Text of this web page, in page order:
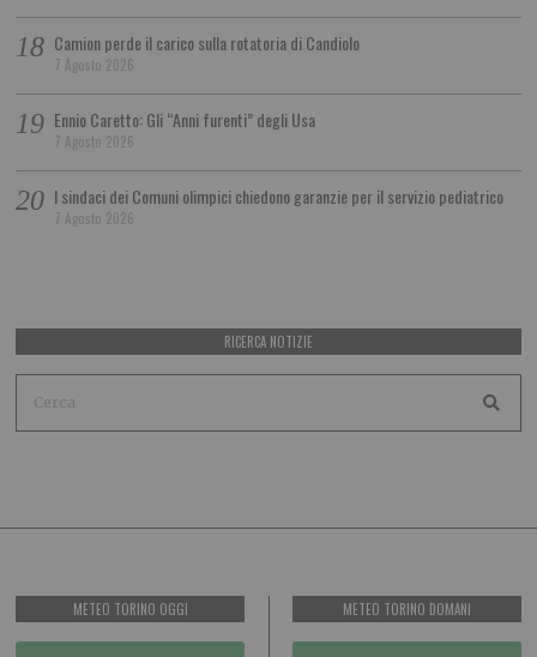
Camion perde il carico sulla rotatoria di Candiolo
7 Agosto 2026
Ennio Caretto: Gli “Anni furenti” degli Usa
7 Agosto 2026
I sindaci dei Comuni olimpici chiedono garanzie per il servizio pediatrico
7 Agosto 2026
RICERCA NOTIZIE
METEO TORINO OGGI METEO TORINO DOMANI